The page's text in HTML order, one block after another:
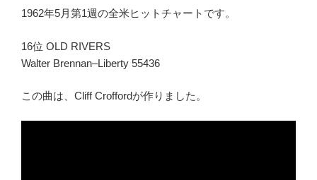
1962年5月第1週の全米ヒットチャートです。
16位 OLD RIVERS
Walter Brennan–Liberty 55436
この曲は、Cliff Croffordが作りました。